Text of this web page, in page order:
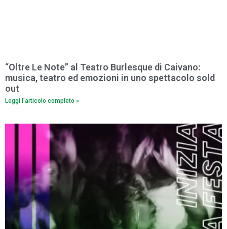
“Oltre Le Note” al Teatro Burlesque di Caivano:
musica, teatro ed emozioni in uno spettacolo sold
out
Leggi l'articolo completo »